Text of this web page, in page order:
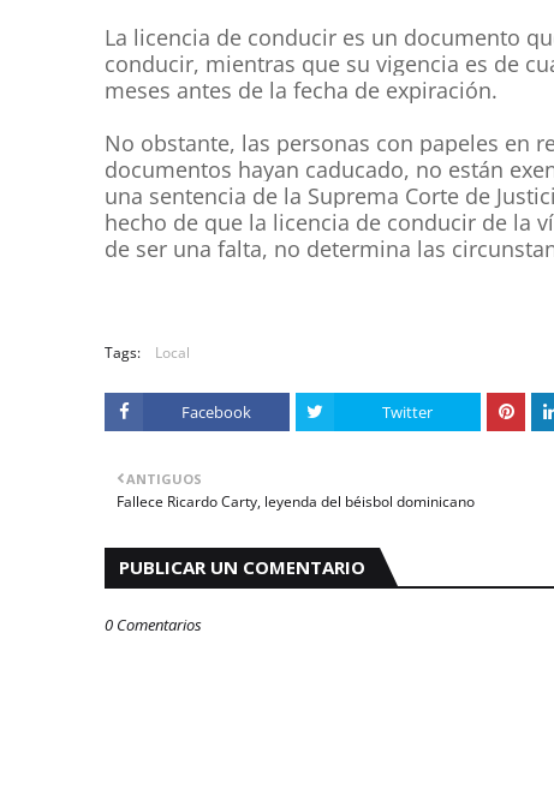
La licencia de conducir es un documento
conducir, mientras que su vigencia es de
meses antes de la fecha de expiración.
No obstante, las personas con papeles en
documentos hayan caducado, no están
una sentencia de la Suprema Corte de
hecho de que la licencia de conducir de la
de ser una falta, no determina las
Tags: Local
Facebook Twitter
ANTIGUOS
Fallece Ricardo Carty, leyenda del béisbol dominicano
PUBLICAR UN COMENTARIO
0 Comentarios